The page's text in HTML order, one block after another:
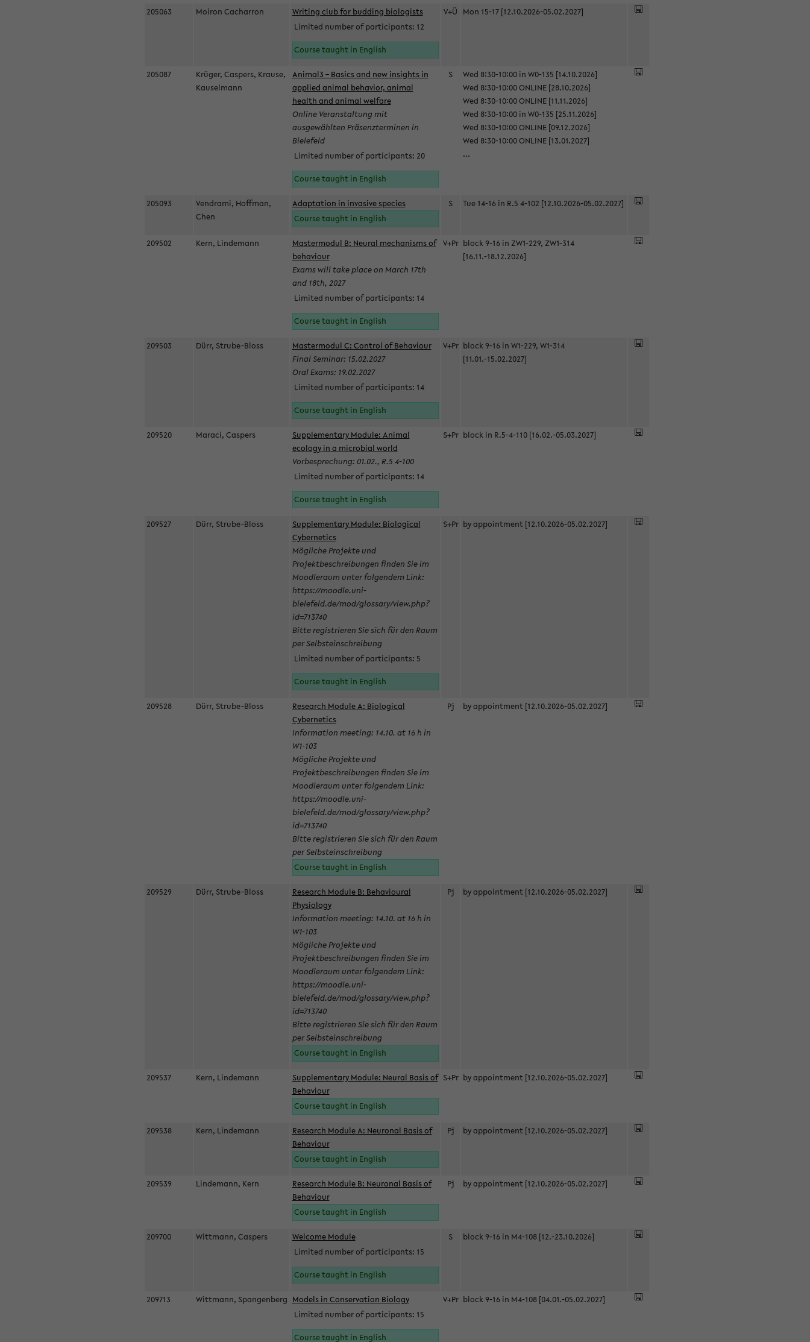
205063 Moiron Cacharron
Writing club for budding biologists
Limited number of participants: 12
Course taught in English
V+Ü Mon 15-17 [12.10.2026-05.02.2027]
205087
Krüger, Caspers, Krause,
Kauselmann
Animal3 – Basics and new insights in
applied animal behavior, animal
health and animal welfare
Online Veranstaltung mit
ausgewählten Präsenzterminen in
Bielefeld
Limited number of participants: 20
Course taught in English
S
Wed 8:30-10:00 in W0-135 [14.10.2026]
Wed 8:30-10:00 ONLINE [28.10.2026]
Wed 8:30-10:00 ONLINE [11.11.2026]
Wed 8:30-10:00 in W0-135 [25.11.2026]
Wed 8:30-10:00 ONLINE [09.12.2026]
Wed 8:30-10:00 ONLINE [13.01.2027]
...
205093
Vendrami, Hoffman,
Chen
Adaptation in invasive species
Course taught in English
S Tue 14-16 in R.5 4-102 [12.10.2026-05.02.2027]
209502 Kern, Lindemann
Mastermodul B: Neural mechanisms of
behaviour
Exams will take place on March 17th
and 18th, 2027
Limited number of participants: 14
Course taught in English
V+Pr block 9-16 in ZW1-229, ZW1-314
[16.11.-18.12.2026]
209503 Dürr, Strube-Bloss
Mastermodul C: Control of Behaviour
Final Seminar: 15.02.2027
Oral Exams: 19.02.2027
Limited number of participants: 14
Course taught in English
V+Pr block 9-16 in W1-229, W1-314
[11.01.-15.02.2027]
209520 Maraci, Caspers
Supplementary Module: Animal
ecology in a microbial world
Vorbesprechung: 01.02., R.5 4-100
Limited number of participants: 14
Course taught in English
S+Pr block in R.5-4-110 [16.02.-05.03.2027]
209527 Dürr, Strube-Bloss
Supplementary Module: Biological
Cybernetics
Mögliche Projekte und
Projektbeschreibungen finden Sie im
Moodleraum unter folgendem Link:
https://moodle.uni-
bielefeld.de/mod/glossary/view.php?
id=713740
Bitte registrieren Sie sich für den Raum
per Selbsteinschreibung
Limited number of participants: 5
Course taught in English
S+Pr by appointment [12.10.2026-05.02.2027]
209528 Dürr, Strube-Bloss
Research Module A: Biological
Cybernetics
Information meeting: 14.10. at 16 h in
W1-103
Mögliche Projekte und
Projektbeschreibungen finden Sie im
Moodleraum unter folgendem Link:
https://moodle.uni-
bielefeld.de/mod/glossary/view.php?
id=713740
Bitte registrieren Sie sich für den Raum
per Selbsteinschreibung
Course taught in English
Pj by appointment [12.10.2026-05.02.2027]
209529 Dürr, Strube-Bloss
Research Module B: Behavioural
Physiology
Information meeting: 14.10. at 16 h in
W1-103
Mögliche Projekte und
Projektbeschreibungen finden Sie im
Moodleraum unter folgendem Link:
https://moodle.uni-
bielefeld.de/mod/glossary/view.php?
id=713740
Bitte registrieren Sie sich für den Raum
per Selbsteinschreibung
Course taught in English
Pj by appointment [12.10.2026-05.02.2027]
209537 Kern, Lindemann
Supplementary Module: Neural Basis of
Behaviour
Course taught in English
S+Pr by appointment [12.10.2026-05.02.2027]
209538 Kern, Lindemann
Research Module A: Neuronal Basis of
Behaviour
Course taught in English
Pj by appointment [12.10.2026-05.02.2027]
209539 Lindemann, Kern
Research Module B: Neuronal Basis of
Behaviour
Course taught in English
Pj by appointment [12.10.2026-05.02.2027]
209700 Wittmann, Caspers
Welcome Module
Limited number of participants: 15
Course taught in English
S block 9-16 in M4-108 [12.-23.10.2026]
209713 Wittmann, Spangenberg Models in Conservation Biology
Limited number of participants: 15
Course taught in English
V+Pr block 9-16 in M4-108 [04.01.-05.02.2027]